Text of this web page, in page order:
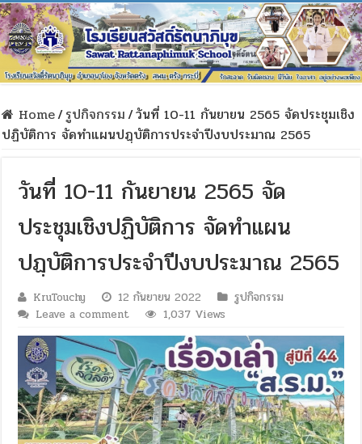
Home/รูปกิจกรรม/วันที่ 10-11 กันยายน 2565 จัดประชุมเชิง
ปฏิบัติการ จัดทำแผนปฏฺบัติการประจำปีงบประมาณ 2565
วันที่ 10-11 กันยายน 2565 จัด
ประชุมเชิงปฏิบัติการ จัดทำแผน
ปฏฺบัติการประจำปีงบประมาณ 2565
KruTouchy 12 กันยายน 2022
รูปกิจกรรม
Leave a comment
1,037 Views